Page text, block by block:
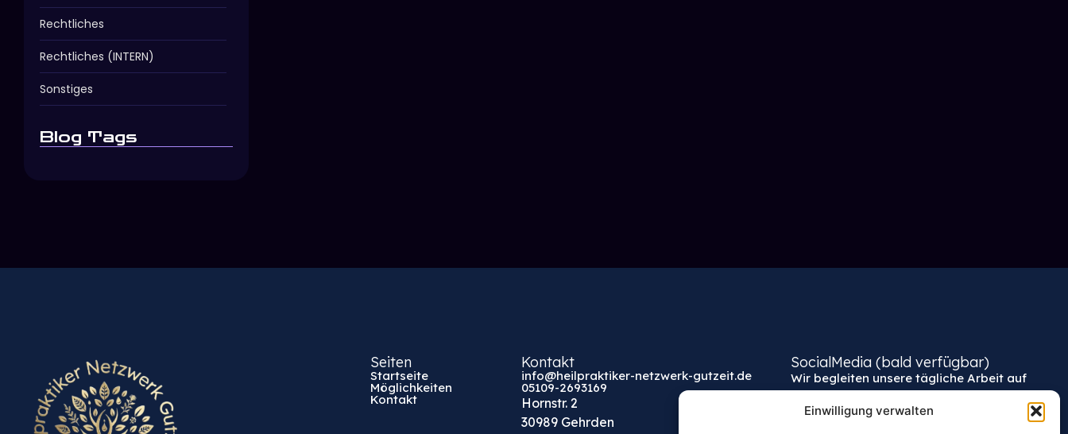
Einwilligung verwalten
Rechtliches
Rechtliches (INTERN)
Sonstiges
Blog Tags
Seiten
Startseite
Möglichkeiten
Kontakt
Kontakt
info@heilpraktiker-netzwerk-gutzeit.de
05109-2693169
Hornstr. 2
30989 Gehrden
SocialMedia (bald verfügbar)
Wir begleiten unsere tägliche Arbeit auf
unseren Kanälen